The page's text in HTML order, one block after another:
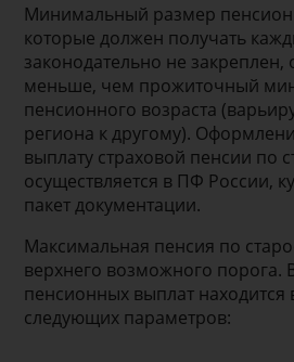
Минимальный размер
которые должен получать
законодательно не закреплен,
меньше, чем прожиточный
пенсионного возраста
региона к другому).
выплату страховой пенсии по
осуществляется в ПФ России,
пакет документации.
Максимальная пенсия по
верхнего возможного порога.
пенсионных выплат находится
следующих параметров: